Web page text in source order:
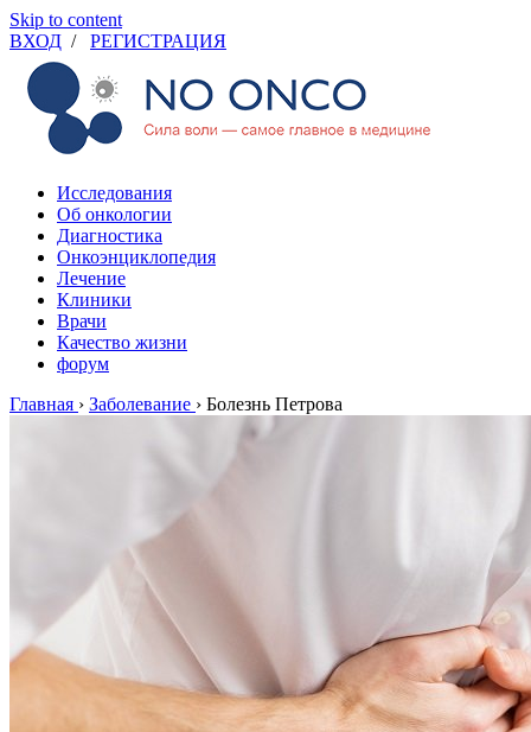
Skip to content
ВХОД / РЕГИСТРАЦИЯ
Исследования
Об онкологии
Диагностика
Онкоэнциклопедия
Лечение
Клиники
Врачи
Качество жизни
форум
Главная › Заболевание › Болезнь Петрова